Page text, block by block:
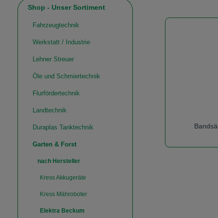
Shop - Unser Sortiment
Fahrzeugtechnik
Werkstatt / Industrie
Lehner Streuer
Öle und Schmiertechnik
Flurfördertechnik
Landtechnik
Duraplas Tanktechnik
Garten & Forst
nach Hersteller
Kress Akkugeräte
Kress Mähroboter
Elektra Beckum